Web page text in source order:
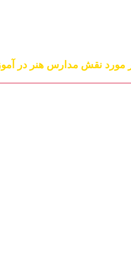
مورد نقش مدارس هنر در